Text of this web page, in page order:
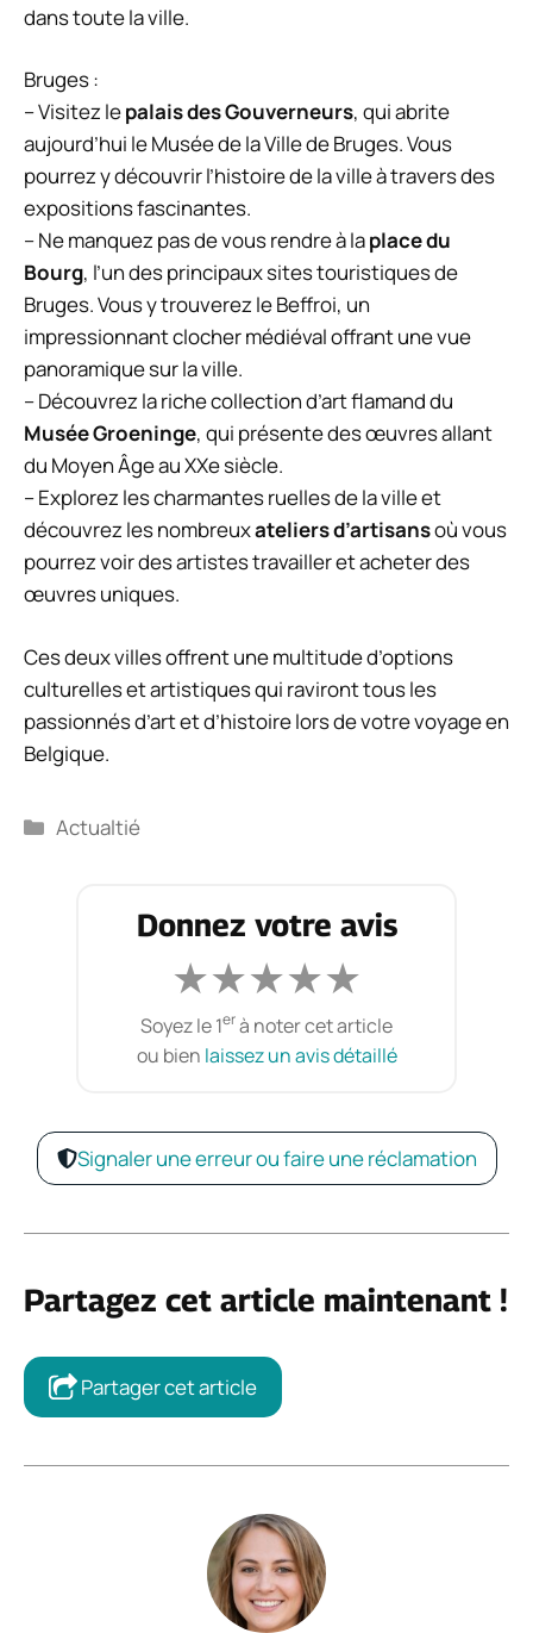
dans toute la ville.
Bruges :
– Visitez lepalais des Gouverneurs, qui abrite
aujourd’hui le Musée de la Ville de Bruges. Vous
pourrez y découvrir l’histoire de la ville à travers des
expositions fascinantes.
– Ne manquez pas de vous rendre à laplace du
Bourg, l’un des principaux sites touristiques de
Bruges. Vous y trouverez le Beffroi, un
impressionnant clocher médiéval offrant une vue
panoramique sur la ville.
– Découvrez la riche collection d’art flamand du
Musée Groeninge, qui présente des œuvres allant
du Moyen Âge au XXe siècle.
– Explorez les charmantes ruelles de la ville et
découvrez les nombreuxateliers d’artisansoù vous
pourrez voir des artistes travailler et acheter des
œuvres uniques.
Ces deux villes offrent une multitude d’options
culturelles et artistiques qui raviront tous les
passionnés d’art et d’histoire lors de votre voyage en
Belgique.
Catégories
Actualtié
Donnez votre avis
★★★★★
Soyez le 1erà noter cet article
ou bien laissez un avis détaillé
Signaler une erreur ou faire une réclamation
Partagez cet article maintenant !
Partager cet article